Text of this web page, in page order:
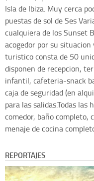
Isla de Ibiza. Muy cerca
puestas de sol de Ses
cualquiera de los Sunset
acogedor por su
turistico consta de 50
disponen de recepcion,
infantil, cafeteria-snack
caja de seguridad (en
para las salidas.Todas las
comedor, baño completo,
menaje de cocina
REPORTAJES